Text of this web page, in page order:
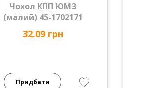
Чохол КПП ЮМЗ
(малий) 45-1702171
32.09 грн
Придбати